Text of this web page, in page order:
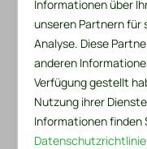
Bettwäsche und
Das
Spannbettlaken,
Kissenbezug. Im
ein kleines als
sind ein
Informationen über
unseren Partnern für
Analyse. Diese
anderen
Verfügung gestellt
Nutzung ihrer
Informationen finden
Datenschutzrichtlinie